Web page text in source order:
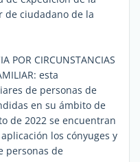
ciudadano de la
POR CIRCUNSTANCIAS
esta
de personas de
en su ámbito de
de 2022 se encuentran
los cónyuges y
personas de